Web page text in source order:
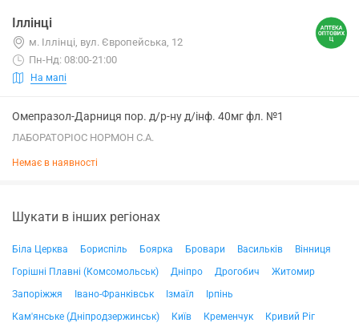
Іллінці
м. Іллінці, вул. Європейська, 12
Пн-Нд: 08:00-21:00
На мапі
Омепразол-Дарниця пор. д/р-ну д/інф. 40мг фл. №1
ЛАБОРАТОРІОС НОРМОН С.А.
Немає в наявності
Шукати в інших регіонах
Біла Церква Бориспіль Боярка Бровари Васильків
Вінниця
Горішні Плавні (Комсомольськ)
Дніпро Дрогобич
Житомир
Запоріжжя
Івано-Франківськ Ізмаїл
Ірпінь
Кам'янське (Дніпродзержинськ)
Київ Кременчук
Кривий Ріг